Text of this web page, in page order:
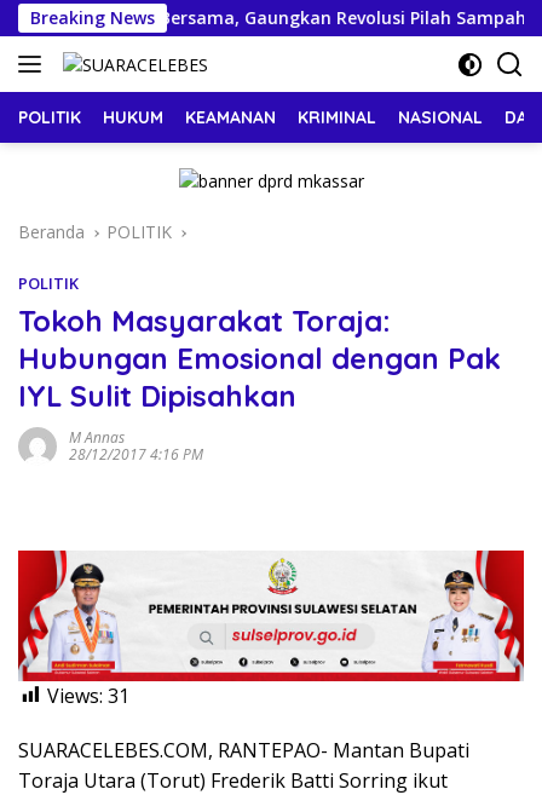
Langsung
ke
konten
Breaking News
Bergerak Bersama, Gaungkan Revolusi Pilah Sampah
POLITIK HUKUM KEAMANAN KRIMINAL NASIONAL
Beranda POLITIK
POLITIK
Tokoh Masyarakat Toraja:
Hubungan Emosional dengan Pak
IYL Sulit Dipisahkan
M Annas
28/12/2017 4:16 PM
Views: 31
SUARACELEBES.COM, RANTEPAO- Mantan Bupati
Toraja Utara (Torut) Frederik Batti Sorring ikut